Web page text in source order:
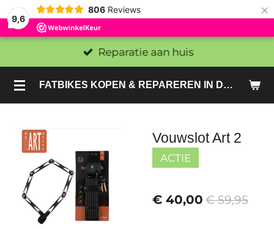
9,6
806 Reviews ×
FATBIKES KOPEN & REPAREREN IN DEN HAAG EN ZOETERMEER - SACHE BIKES
Reparatie aan huis
Vouwslot Art 2
ACTIE
€ 40,00 € 59,95